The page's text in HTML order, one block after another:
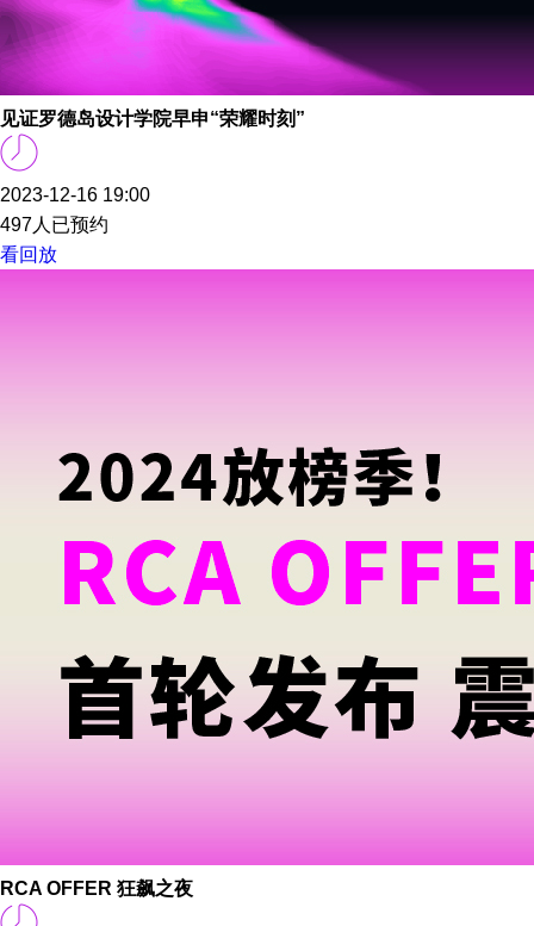
见证罗德岛设计学院早申“荣耀时刻”
2023-12-16 19:00
497人已预约
看回放
RCA OFFER 狂飙之夜